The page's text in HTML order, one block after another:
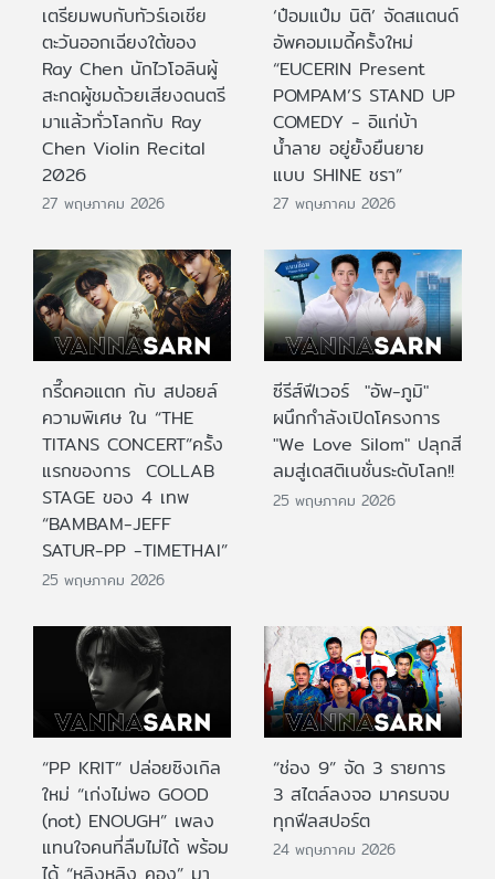
เตรียมพบกับทัวร์เอเชีย
ตะวันออกเฉียงใต้ของ
Ray Chen นักไวโอลินผู้
สะกดผู้ชมด้วยเสียงดนตรี
มาแล้วทั่วโลกกับ Ray
Chen Violin Recital
2026
27 พฤษภาคม 2026
‘ป๋อมแป๋ม นิติ’ จัดสแตนด์
อัพคอมเมดี้ครั้งใหม่
“EUCERIN Present
POMPAM’S STAND UP
COMEDY - อิแก่บ้า
น้ำลาย อยู่ยั้งยืนยาย
แบบ SHINE ชรา”
27 พฤษภาคม 2026
กรี๊ดคอแตก กับ สปอยล์
ความพิเศษ ใน “THE
TITANS CONCERT”ครั้ง
แรกของการ COLLAB
STAGE ของ 4 เทพ
“BAMBAM-JEFF
SATUR-PP -TIMETHAI”
25 พฤษภาคม 2026
ซีรีส์ฟีเวอร์ "อัพ-ภูมิ"
ผนึกกำลังเปิดโครงการ
"We Love Silom" ปลุกสี
ลมสู่เดสติเนชั่นระดับโลก!!
25 พฤษภาคม 2026
“PP KRIT” ปล่อยซิงเกิล
ใหม่ “เก่งไม่พอ GOOD
(not) ENOUGH” เพลง
แทนใจคนที่ลืมไม่ได้ พร้อม
“ช่อง 9” จัด 3 รายการ
3 สไตล์ลงจอ มาครบจบ
ทุกฟีลสปอร์ต
24 พฤษภาคม 2026